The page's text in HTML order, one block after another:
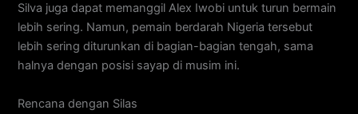
Silva juga dapat memanggil Alex Iwobi untuk turun bermain
lebih sering. Namun, pemain berdarah Nigeria tersebut
lebih sering diturunkan di bagian-bagian tengah, sama
halnya dengan posisi sayap di musim ini.
Rencana dengan Silas